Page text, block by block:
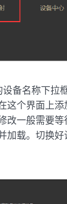
备名称下拉
这个界面上
改一般需要
加载。切换